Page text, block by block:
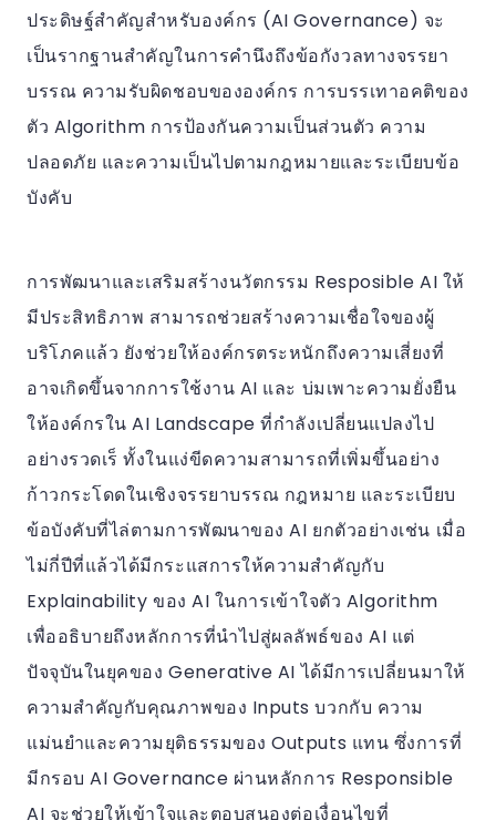
ประดิษฐ์สำคัญสำหรับองค์กร (AI Governance) จะ
เป็นรากฐานสำคัญในการคำนึงถึงข้อกังวลทางจรรยา
บรรณ ความรับผิดชอบขององค์กร การบรรเทาอคติของ
ตัว Algorithm การป้องกันความเป็นส่วนตัว ความ
ปลอดภัย และความเป็นไปตามกฎหมายและระเบียบข้อ
บังคับ
การพัฒนาและเสริมสร้างนวัตกรรม Resposible AI ให้
มีประสิทธิภาพ สามารถช่วยสร้างความเชื่อใจของผู้
บริโภคแล้ว ยังช่วยให้องค์กรตระหนักถึงความเสี่ยงที่
อาจเกิดขึ้นจากการใช้งาน AI และ บ่มเพาะความยั่งยืน
ให้องค์กรใน AI Landscape ที่กำลังเปลี่ยนแปลงไป
อย่างรวดเร็ ทั้งในแง่ขีดความสามารถที่เพิ่มขึ้นอย่าง
ก้าวกระโดดในเชิงจรรยาบรรณ กฎหมาย และระเบียบ
ข้อบังคับที่ไล่ตามการพัฒนาของ AI ยกตัวอย่างเช่น เมื่อ
ไม่กี่ปีที่แล้วได้มีกระแสการให้ความสำคัญกับ
Explainability ของ AI ในการเข้าใจตัว Algorithm
เพื่ออธิบายถึงหลักการที่นำไปสู่ผลลัพธ์ของ AI แต่
ปัจจุบันในยุคของ Generative AI ได้มีการเปลี่ยนมาให้
ความสำคัญกับคุณภาพของ Inputs บวกกับ ความ
แม่นยำและความยุติธรรมของ Outputs แทน ซึ่งการที่
มีกรอบ AI Governance ผ่านหลักการ Responsible
AI จะช่วยให้เข้าใจและตอบสนองต่อเงื่อนไขที่